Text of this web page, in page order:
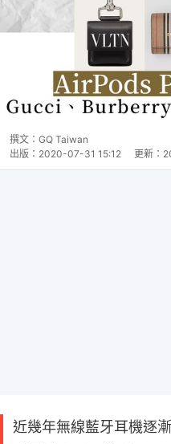
撰文： GQ Taiwan
出版： 2020-07-31 15:12 更新：
近幾年無線藍牙耳機逐